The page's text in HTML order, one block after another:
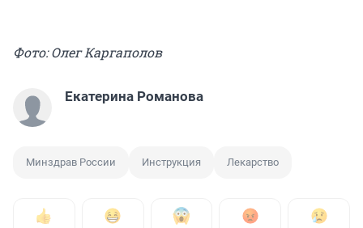
Фото: Олег Каргаполов
Екатерина Романова
Минздрав России Инструкция Лекарство